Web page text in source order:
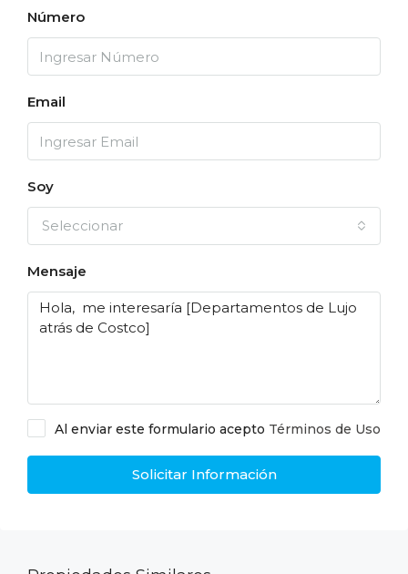
Número
Email
Soy
Seleccionar
Mensaje
Al enviar este formulario acepto Términos de Uso
Solicitar Información